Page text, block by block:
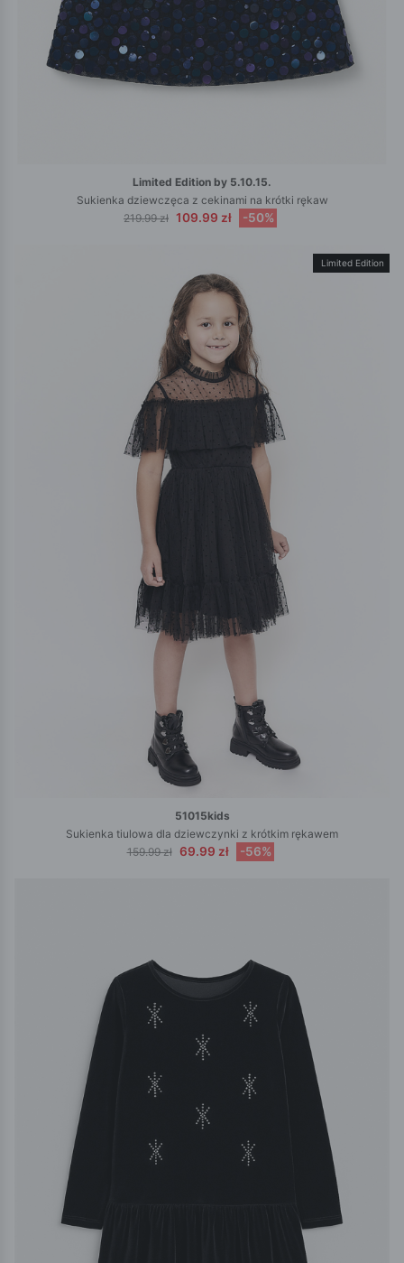
Limited Edition by 5.10.15.
Sukienka dziewczęca z cekinami na krótki rękaw
219.99 zł 109.99 zł -50%
Limited Edition
51015kids
Sukienka tiulowa dla dziewczynki z krótkim rękawem
159.99 zł 69.99 zł -56%